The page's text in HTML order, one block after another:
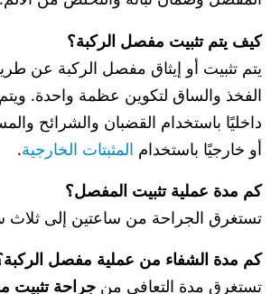
كيف يتم تثبيت مفصل الركبة؟
يتم تثبيت أو إيثاق مفصل الركبة عن
الفخذ والساق لتكوين عظمة واحدة. ويتم
داخليًا باستخدام القضبان والشرائح
أو خارجيًا باستخدام المثبتات الخارجية.
كم مدة عملية تثبيت المفصل؟
تستغرق الجراحة من ساعتين إلى
كم مدة الشفاء من عملية مفصل
تستغرق مدة التعافي من جراحة تثبيت